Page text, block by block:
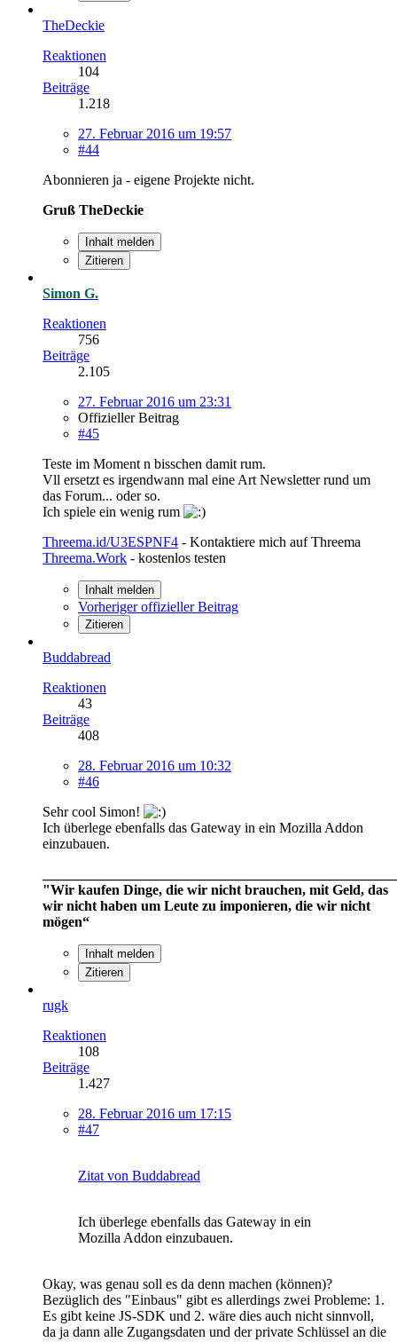
TheDeckie
Reaktionen
104
Beiträge
1.218
27. Februar 2016 um 19:57
#44
Abonnieren ja - eigene Projekte nicht.
Gruß TheDeckie
Inhalt melden
Zitieren
Simon G.
Reaktionen
756
Beiträge
2.105
27. Februar 2016 um 23:31
Offizieller Beitrag
#45
Teste im Moment n bisschen damit rum.
Vll ersetzt es irgendwann mal eine Art Newsletter rund um
das Forum... oder so.
Ich spiele ein wenig rum
Threema.id/U3ESPNF4 - Kontaktiere mich auf Threema
Threema.Work - kostenlos testen
Inhalt melden
Vorheriger offizieller Beitrag
Zitieren
Buddabread
Reaktionen
43
Beiträge
408
28. Februar 2016 um 10:32
#46
Sehr cool Simon!
Ich überlege ebenfalls das Gateway in ein Mozilla Addon
einzubauen.
"Wir kaufen Dinge, die wir nicht brauchen, mit Geld, das
wir nicht haben um Leute zu imponieren, die wir nicht
mögen“
Inhalt melden
Zitieren
rugk
Reaktionen
108
Beiträge
1.427
28. Februar 2016 um 17:15
#47
Zitat von Buddabread
Ich überlege ebenfalls das Gateway in ein
Mozilla Addon einzubauen.
Okay, was genau soll es da denn machen (können)?
Bezüglich des "Einbaus" gibt es allerdings zwei Probleme: 1.
Es gibt keine JS-SDK und 2. wäre dies auch nicht sinnvoll,
da ja dann alle Zugangsdaten und der private Schlüssel an die